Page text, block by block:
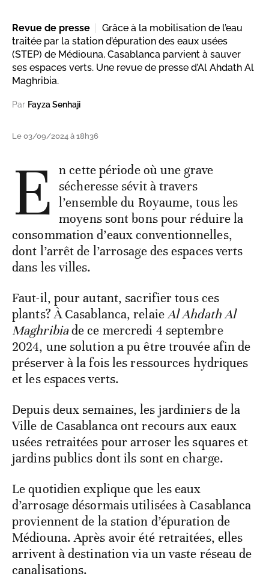
Revue de presse
Grâce à la mobilisation de l’eau
traitée par la station d’épuration des eaux usées
(STEP) de Médiouna, Casablanca parvient à sauver
ses espaces verts. Une revue de presse d’Al Ahdath Al
Maghribia.
Par Fayza Senhaji
Le 03/09/2024 à 18h36
E n cette période où une grave
sécheresse sévit à travers
l’ensemble du Royaume, tous les
moyens sont bons pour réduire la
consommation d’eaux conventionnelles,
dont l’arrêt de l’arrosage des espaces verts
dans les villes.
Faut-il, pour autant, sacrifier tous ces
plants? À Casablanca, relaieAl Ahdath Al
Maghribiade ce mercredi 4 septembre
2024, une solution a pu être trouvée afin de
préserver à la fois les ressources hydriques
et les espaces verts.
Depuis deux semaines, les jardiniers de la
Ville de Casablanca ont recours aux eaux
usées retraitées pour arroser les squares et
jardins publics dont ils sont en charge.
Le quotidien explique que les eaux
d’arrosage désormais utilisées à Casablanca
proviennent de la station d’épuration de
Médiouna. Après avoir été retraitées, elles
arrivent à destination via un vaste réseau de
canalisations.